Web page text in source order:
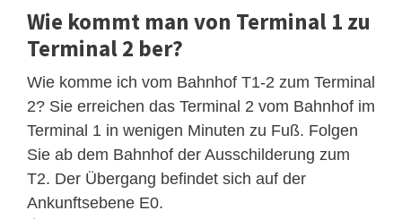
Wie kommt man von Terminal 1 zu
Terminal 2 ber?
Wie komme ich vom Bahnhof T1-2 zum Terminal
2? Sie erreichen das Terminal 2 vom Bahnhof im
Terminal 1 in wenigen Minuten zu Fuß. Folgen
Sie ab dem Bahnhof der Ausschilderung zum
T2. Der Übergang befindet sich auf der
Ankunftsebene E0.